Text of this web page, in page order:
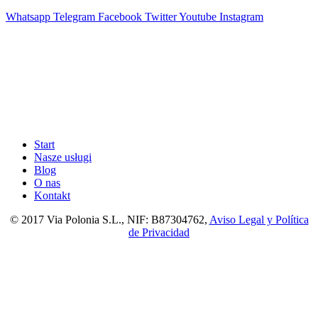
Whatsapp Telegram Facebook TwitterYoutube Instagram
Start
Nasze usługi
Blog
O nas
Kontakt
© 2017 Via Polonia S.L., NIF: B87304762, Aviso Legal y Política
de Privacidad